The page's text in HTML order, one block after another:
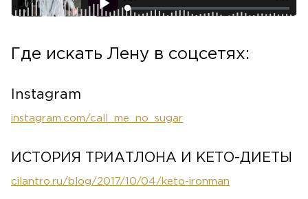
Где искать Лену в соцсетях:
Instagram
instagram.com/call_me_no_sugar
ИСТОРИЯ ТРИАТЛОНА И КЕТО-ДИЕТЫ
cilantro.ru/blog/2017/10/04/keto-ironman